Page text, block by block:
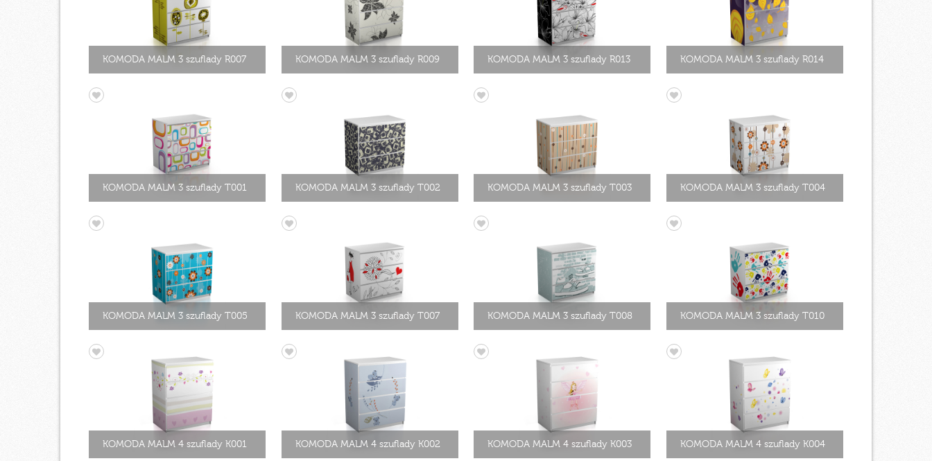
KOMODA MALM 3 szuflady R007 KOMODA MALM 3 szuflady R009 KOMODA MALM 3 szuflady R013 KOMODA MALM 3 szuflady R014
KOMODA MALM 3 szuflady T001 KOMODA MALM 3 szuflady T002 KOMODA MALM 3 szuflady T003 KOMODA MALM 3 szuflady T004
KOMODA MALM 3 szuflady T005 KOMODA MALM 3 szuflady T007 KOMODA MALM 3 szuflady T008 KOMODA MALM 3 szuflady T010
KOMODA MALM 4 szuflady K001 KOMODA MALM 4 szuflady K002 KOMODA MALM 4 szuflady K003 KOMODA MALM 4 szuflady K004